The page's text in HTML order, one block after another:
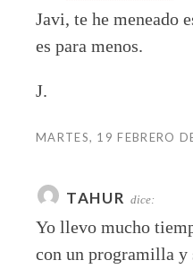
Javi, te he meneado
es para menos.
J.
MARTES, 19 FEBRERO
TAHUR dice:
Yo llevo mucho
con un programilla y